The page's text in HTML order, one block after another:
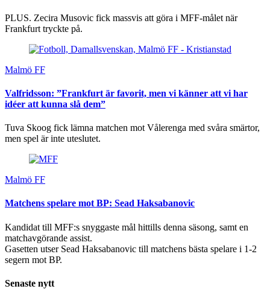
PLUS. Zecira Musovic fick massvis att göra i MFF-målet när
Frankfurt tryckte på.
Malmö FF
Valfridsson: ”Frankfurt är favorit, men vi känner att vi har
idéer att kunna slå dem”
Tuva Skoog fick lämna matchen mot Vålerenga med svåra smärtor,
men spel är inte uteslutet.
Malmö FF
Matchens spelare mot BP: Sead Haksabanovic
Kandidat till MFF:s snyggaste mål hittills denna säsong, samt en
matchavgörande assist.
Gasetten utser Sead Haksabanovic till matchens bästa spelare i 1-2
segern mot BP.
Senaste nytt